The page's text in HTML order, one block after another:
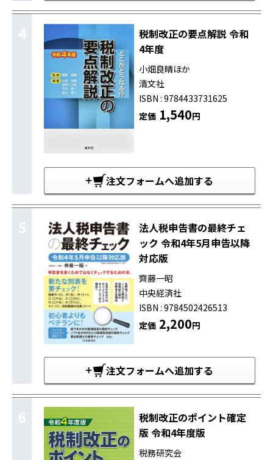
4
税制改正の要点解説 令和
4年度
小畑良晴ほか
清文社
ISBN : 9784433731625
定価1,540円
注文フォームへ追加する
5
法人税申告書の最終チェ
ック 令和4年5月申告以降
対応版
齊藤一昭
中央経済社
ISBN : 9784502426513
定価2,200円
注文フォームへ追加する
6
税制改正のポイント確定
版 令和4年度版
税務研究会